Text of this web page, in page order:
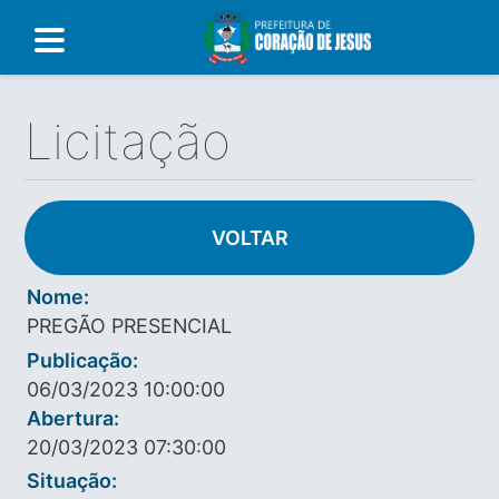
Licitação
VOLTAR
Nome:
PREGÃO PRESENCIAL
Publicação:
06/03/2023 10:00:00
Abertura:
20/03/2023 07:30:00
Situação: